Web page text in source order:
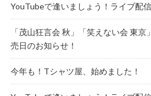
YouTubeで逢いましょう！ライブ配
「茂山狂言会 秋」「笑えない会 東
売日のお知らせ！
今年も！Tシャツ屋、始めました！